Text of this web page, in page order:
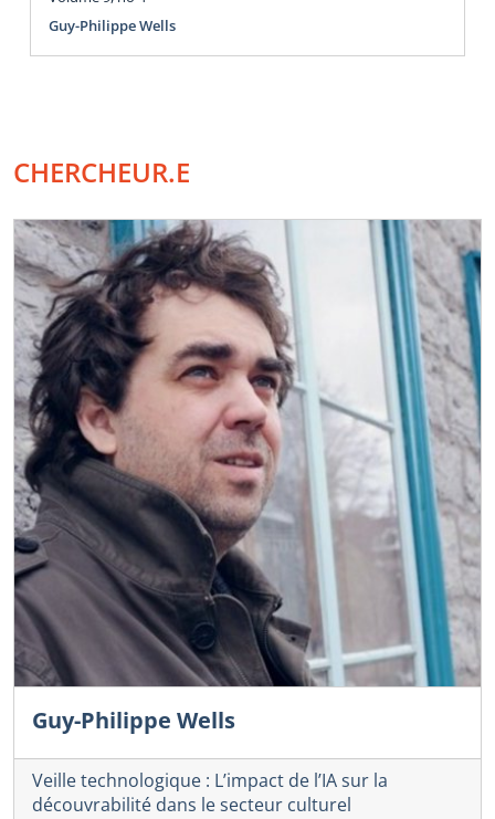
Guy-Philippe Wells
CHERCHEUR.E
Guy-Philippe Wells
Veille technologique : L’impact de l’IA sur la
découvrabilité dans le secteur culturel